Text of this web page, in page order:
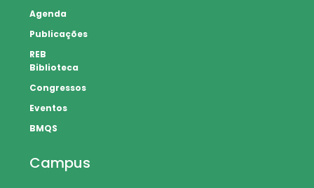
Agenda
Publicações
REB
Biblioteca
Congressos
Eventos
BMQS
Campus